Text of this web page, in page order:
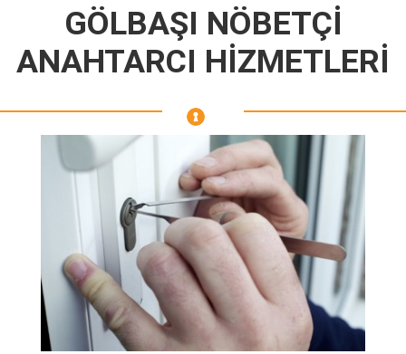
GÖLBAŞI NÖBETÇİ
ANAHTARCI HİZMETLERİ